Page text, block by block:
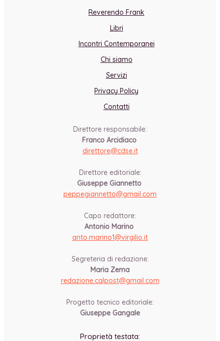
Reverendo Frank
Libri
Incontri Contemporanei
Chi siamo
Servizi
Privacy Policy
Contatti
Direttore responsabile:
Franco Arcidiaco
direttore@cdse.it
Direttore editoriale:
Giuseppe Giannetto
peppegiannetto@gmail.com
Capo redattore:
Antonio Marino
anto.marino1@virgilio.it
Segreteria di redazione:
Maria Zema
redazione.calpost@gmail.com
Progetto tecnico editoriale:
Giuseppe Gangale
Proprietà testata: